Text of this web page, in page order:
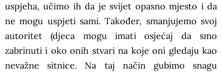
uspjeha, učimo ih da je svijet opasno mjesto i da
ne mogu uspjeti sami. Također, smanjujemo svoj
autoritet (djeca mogu imati osjećaj da smo
zabrinuti i oko onih stvari na koje oni gledaju kao
nevažne sitnice. Na taj način gubimo snagu